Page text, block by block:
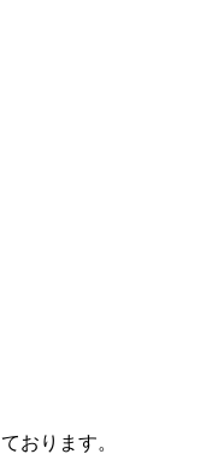
おります。